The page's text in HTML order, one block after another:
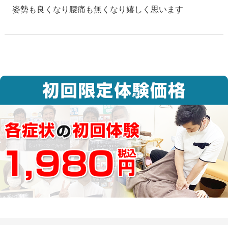
姿勢も良くなり腰痛も無くなり嬉しく思います